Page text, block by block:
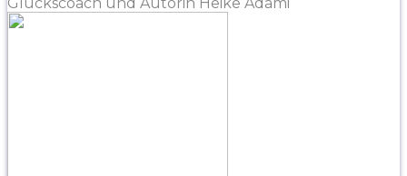
Glückscoach und Autorin Heike Adami